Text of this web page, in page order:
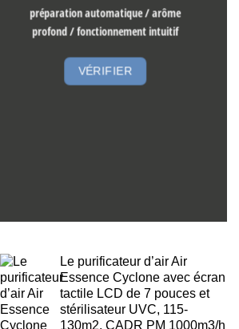
H2 + O2 gaz de Brown
préparation automatique / arôme
profond / fonctionnement intuitif
VÉRIFIER
Le purificateur d’air Air
Essence Cyclone avec écran
tactile LCD de 7 pouces et
stérilisateur UVC, 115-
130m2, CADR PM 1000m3/h